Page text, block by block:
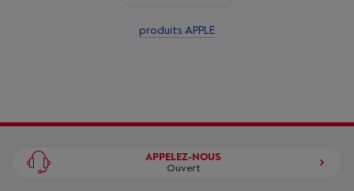
produits APPLE
APPELEZ-NOUS
Ouvert